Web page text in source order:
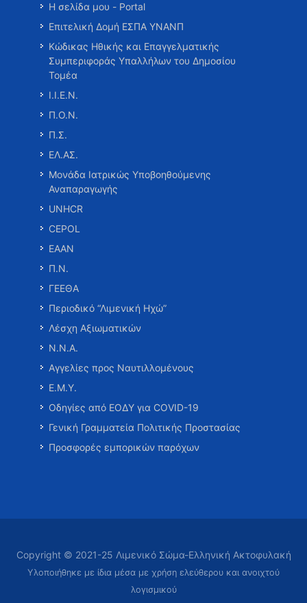
Η σελίδα μου - Portal
Επιτελική Δομή ΕΣΠΑ ΥΝΑΝΠ
Κώδικας Ηθικής και Επαγγελματικής
Συμπεριφοράς Υπαλλήλων του Δημοσίου
Τομέα
Ι.Ι.Ε.Ν.
Π.Ο.Ν.
Π.Σ.
ΕΛ.ΑΣ.
Μονάδα Ιατρικώς Υποβοηθούμενης
Αναπαραγωγής
UNHCR
CEPOL
ΕΑΑΝ
Π.Ν.
ΓΕΕΘΑ
Περιοδικό “Λιμενική Ηχώ”
Λέσχη Αξιωματικών
Ν.Ν.Α.
Αγγελίες προς Ναυτιλλομένους
Ε.Μ.Υ.
Οδηγίες από ΕΟΔΥ για COVID-19
Γενική Γραμματεία Πολιτικής Προστασίας
Προσφορές εμπορικών παρόχων
Copyright © 2021-25 Λιμενικό Σώμα-Ελληνική Ακτοφυλακή
Υλοποιήθηκε με ίδια μέσα με χρήση ελεύθερου και ανοιχτού
λογισμικού